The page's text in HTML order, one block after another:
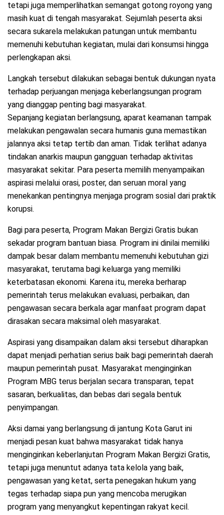
tetapi juga memperlihatkan semangat gotong royong yang
masih kuat di tengah masyarakat. Sejumlah peserta aksi
secara sukarela melakukan patungan untuk membantu
memenuhi kebutuhan kegiatan, mulai dari konsumsi hingga
perlengkapan aksi.
Langkah tersebut dilakukan sebagai bentuk dukungan nyata
terhadap perjuangan menjaga keberlangsungan program
yang dianggap penting bagi masyarakat.
Sepanjang kegiatan berlangsung, aparat keamanan tampak
melakukan pengawalan secara humanis guna memastikan
jalannya aksi tetap tertib dan aman. Tidak terlihat adanya
tindakan anarkis maupun gangguan terhadap aktivitas
masyarakat sekitar. Para peserta memilih menyampaikan
aspirasi melalui orasi, poster, dan seruan moral yang
menekankan pentingnya menjaga program sosial dari praktik
korupsi.
Bagi para peserta, Program Makan Bergizi Gratis bukan
sekadar program bantuan biasa. Program ini dinilai memiliki
dampak besar dalam membantu memenuhi kebutuhan gizi
masyarakat, terutama bagi keluarga yang memiliki
keterbatasan ekonomi. Karena itu, mereka berharap
pemerintah terus melakukan evaluasi, perbaikan, dan
pengawasan secara berkala agar manfaat program dapat
dirasakan secara maksimal oleh masyarakat.
Aspirasi yang disampaikan dalam aksi tersebut diharapkan
dapat menjadi perhatian serius baik bagi pemerintah daerah
maupun pemerintah pusat. Masyarakat menginginkan
Program MBG terus berjalan secara transparan, tepat
sasaran, berkualitas, dan bebas dari segala bentuk
penyimpangan.
Aksi damai yang berlangsung di jantung Kota Garut ini
menjadi pesan kuat bahwa masyarakat tidak hanya
menginginkan keberlanjutan Program Makan Bergizi Gratis,
tetapi juga menuntut adanya tata kelola yang baik,
pengawasan yang ketat, serta penegakan hukum yang
tegas terhadap siapa pun yang mencoba merugikan
program yang menyangkut kepentingan rakyat kecil.